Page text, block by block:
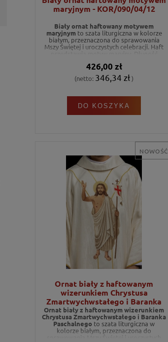
maryjnym - KOR/090/04/12
Biały ornat haftowany motywem
maryjnymto szata liturgiczna w kolorze
białym, przeznaczona do sprawowania
Mszy Świętej i uroczystych celebracji. Haft
przedstawia motyw maryjny. Długość
426,00 zł
(netto: 346,34 zł)
DO KOSZYKA
Ornat biały z haftowanym
wizerunkiem Chrystusa
Zmartwychwstałego i Baranka
Paschalnego - KOW2/044/05/99
Ornat biały z haftowanym wizerunkiem
Chrystusa Zmartwychwstałego i Baranka
Paschalnego to szata liturgiczna w
kolorze białym, przeznaczona do
sprawowania Mszy Świętej i uroczystych
NOWOŚĆ